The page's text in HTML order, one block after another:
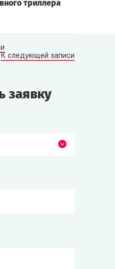
триллера
К следующей записи
заявку